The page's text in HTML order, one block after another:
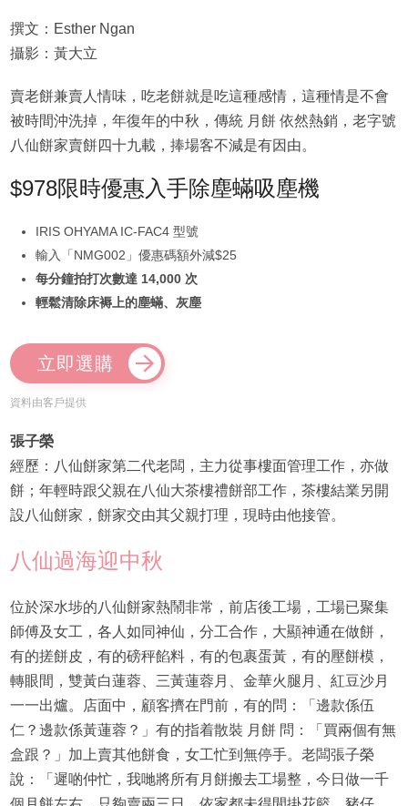
撰文：Esther Ngan
攝影：黃大立
賣老餅兼賣人情味，吃老餅就是吃這種感情，這種情是不會
被時間沖洗掉，年復年的中秋，傳統 月餅 依然熱銷，老字號
八仙餅家賣餅四十九載，捧場客不減是有因由。
$978限時優惠入手除塵蟎吸塵機
IRIS OHYAMA IC-FAC4 型號
輸入「NMG002」優惠碼額外減$25
每分鐘拍打次數達 14,000 次
輕鬆清除床褥上的塵蟎、灰塵
立即選購
資料由客戶提供
張子榮
經歷：八仙餅家第二代老闆，主力從事樓面管理工作，亦做
餅；年輕時跟父親在八仙大茶樓禮餅部工作，茶樓結業另開
設八仙餅家，餅家交由其父親打理，現時由他接管。
八仙過海迎中秋
位於深水埗的八仙餅家熱鬧非常，前店後工場，工場已聚集
師傅及女工，各人如同神仙，分工合作，大顯神通在做餅，
有的搓餅皮，有的磅秤餡料，有的包裹蛋黃，有的壓餅模，
轉眼間，雙黃白蓮蓉、三黃蓮蓉月、金華火腿月、紅豆沙月
一一出爐。店面中，顧客擠在門前，有的問：「邊款係伍
仁？邊款係黃蓮蓉？」有的指着散裝 月餅 問：「買兩個有無
盒跟？」加上賣其他餅食，女工忙到無停手。老闆張子榮
說：「遲啲仲忙，我哋將所有月餅搬去工場整，今日做一千